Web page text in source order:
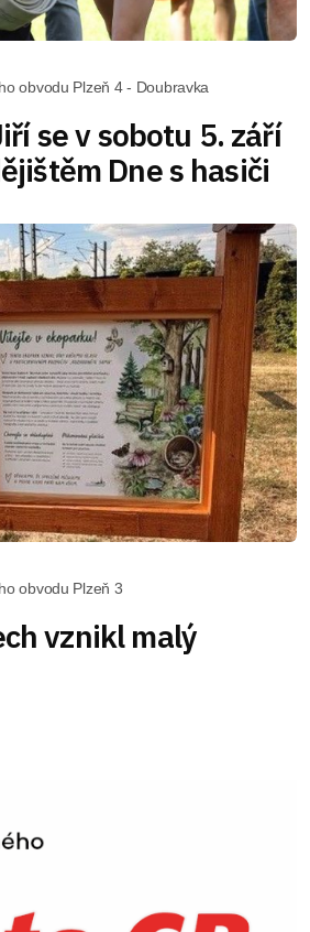
obvodu Plzeň 4 - Doubravka
se v sobotu 5. září
Dne s hasiči
obvodu Plzeň 3
vznikl malý